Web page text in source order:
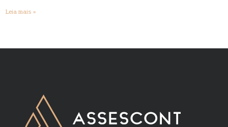
Leia mais »